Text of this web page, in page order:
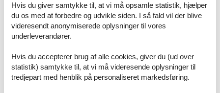
• Die Ferienwohnung ist eine Nichtraucherunterkunft und bietet
beste Voraussetzungen für einen erholsamen Aufenthalt.
Ausstattung und der einzigartigen Atmosphäre eines der
beliebtesten Ostseebäder Deutschlands. Die lange
Strandpromenade, der feinsandige Ostseestrand, zahlreiche
Hvis du giver samtykke til, at vi må opsamle statistik, hjælper
du os med at forbedre og udvikle siden. I så fald vil der blive
videresendt anonymiserede oplysninger til vores
underleverandører.
Hvis du accepterer brug af alle cookies, giver du (ud over
statistik) samtykke til, at vi må videresende oplysninger til
tredjepart med henblik på personaliseret markedsføring.